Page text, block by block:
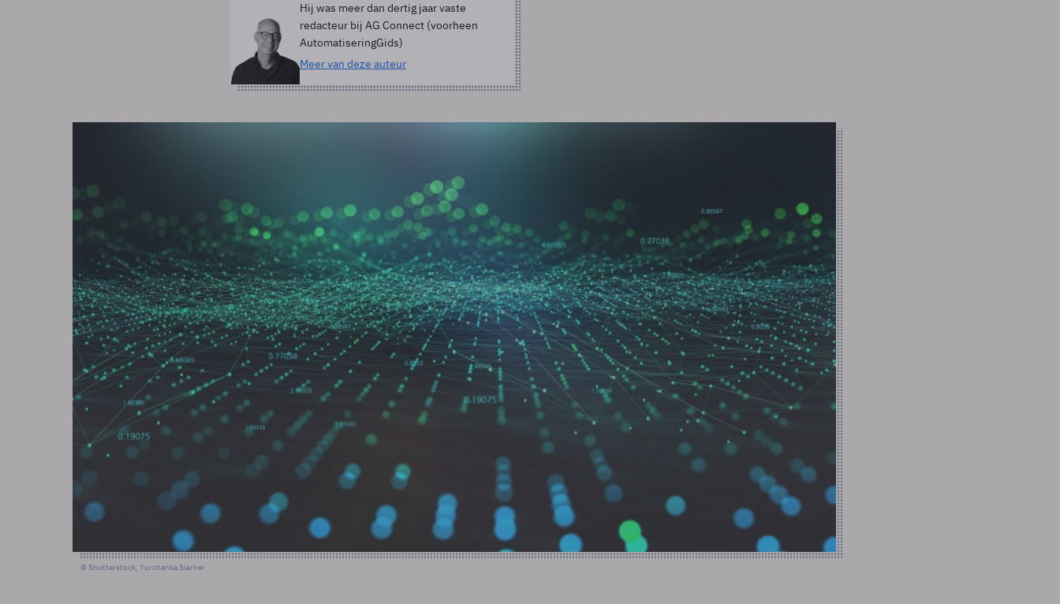
Hij was meer dan dertig jaar vaste
redacteur bij AG Connect (voorheen
AutomatiseringGids)
Meer van deze auteur
© Shutterstock, Yurchanka Siarhei